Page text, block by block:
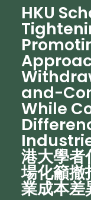
HKU
and-
While
港⼤學者
場化籲撤
業成本差